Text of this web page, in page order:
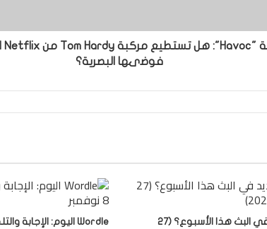
فوضىها البصرية؟
ما الجديد في البث هذا الأسبوع؟ (27